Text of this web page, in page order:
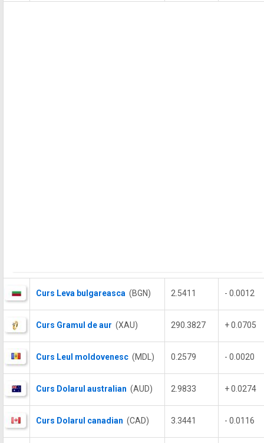
Curs Leva bulgareasca (BGN) 2.5411 - 0.0012
Curs Gramul de aur (XAU) 290.3827 + 0.0705
Curs Leul moldovenesc (MDL) 0.2579 - 0.0020
Curs Dolarul australian (AUD) 2.9833 + 0.0274
Curs Dolarul canadian (CAD) 3.3441 - 0.0116